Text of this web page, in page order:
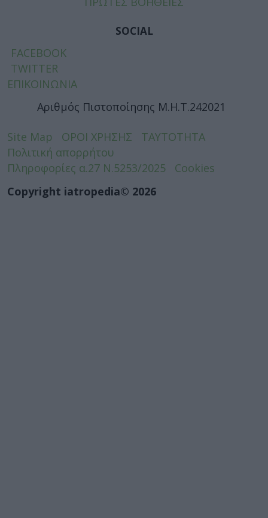
SOCIAL
FACEBOOK
TWITTER
ΕΠΙΚΟΙΝΩΝΙΑ
Αριθμός Πιστοποίησης Μ.Η.Τ.242021
Site Map ΟΡΟΙ ΧΡΗΣΗΣ
ΤΑΥΤΟΤΗΤΑ
Πολιτική απορρήτου
Πληροφορίες α.27 Ν.5253/2025
Cookies
Copyright iatropedia© 2026